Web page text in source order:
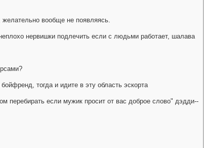
желательно вообще не появляясь.
нервишки подлечить если с людьми работает, шалaва
тогда и идите в эту область эскорта
перебирать если мужик просит от вас доброе слово" дэдди--